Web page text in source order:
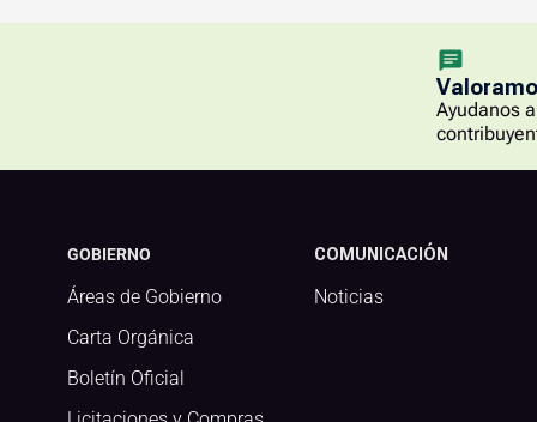
Ayudanos
GOBIERNO
Áreas de Gobierno
Carta Orgánica
Boletín Oficial
COMUNICACIÓN
Noticias